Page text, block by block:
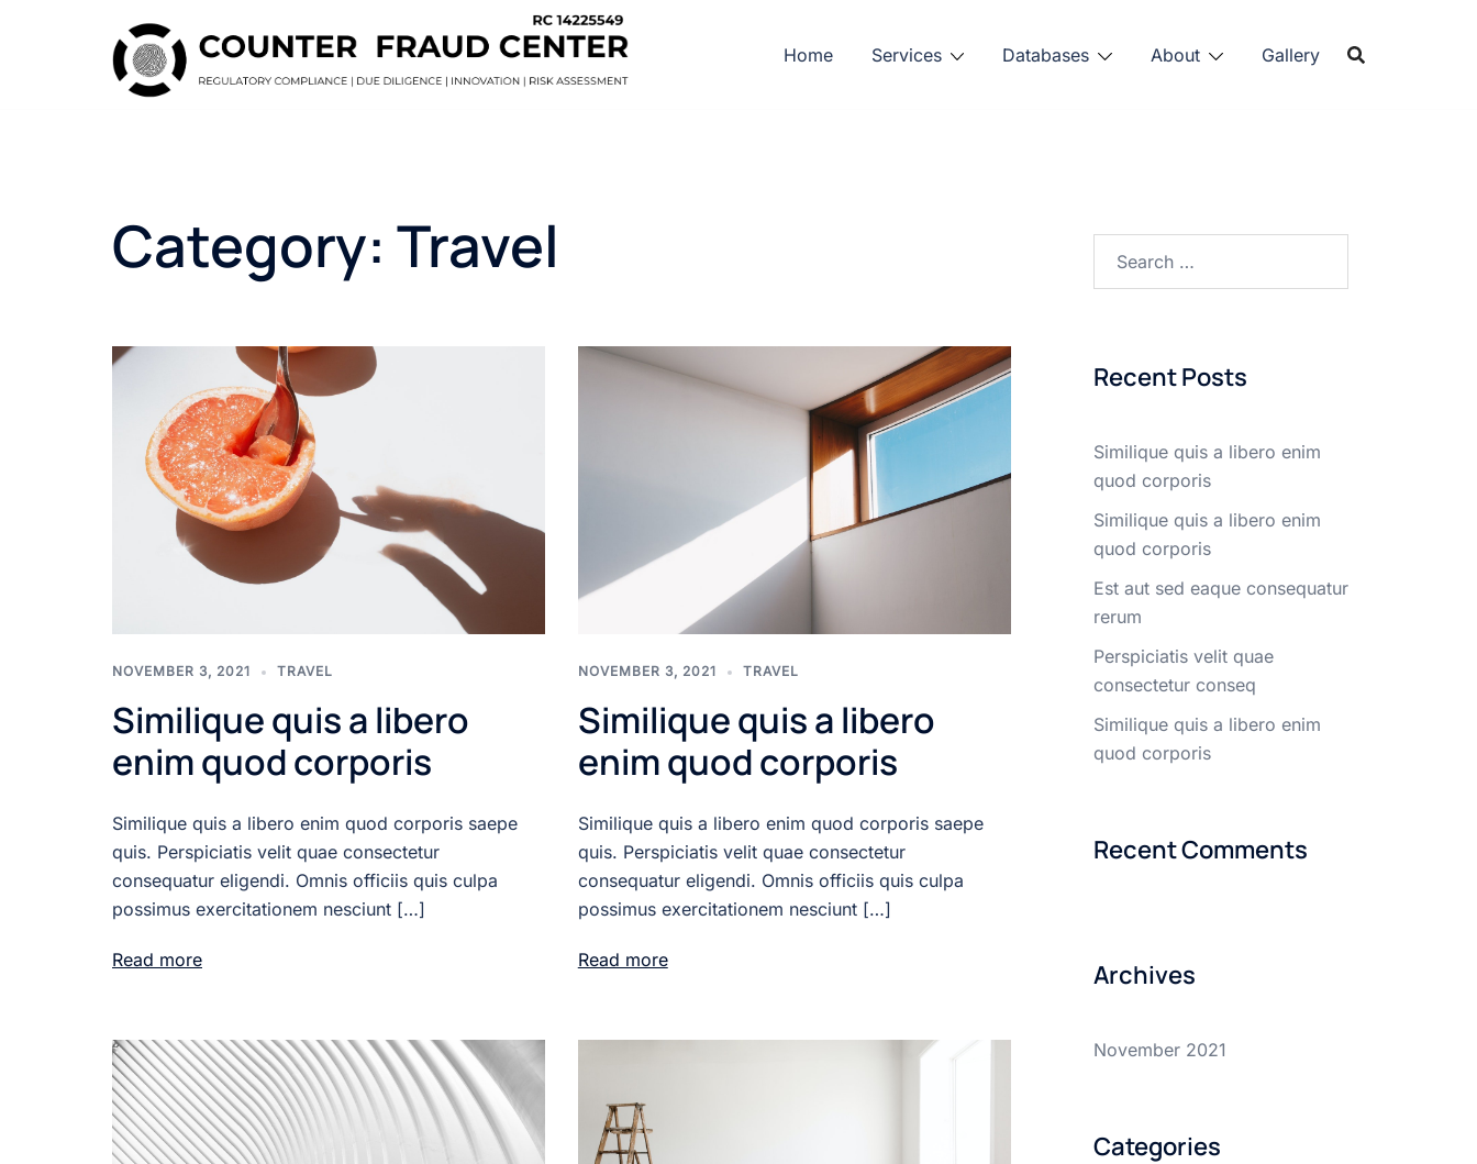
Home Services Databases About Gallery
Category: Travel
NOVEMBER 3, 2021 TRAVEL
Similique quis a libero
enim quod corporis
Similique quis a libero enim quod corporis saepe
quis. Perspiciatis velit quae consectetur
consequatur eligendi. Omnis officiis quis culpa
possimus exercitationem nesciunt […]
Read more
NOVEMBER 3, 2021 TRAVEL
Similique quis a libero
enim quod corporis
Similique quis a libero enim quod corporis saepe
quis. Perspiciatis velit quae consectetur
consequatur eligendi. Omnis officiis quis culpa
possimus exercitationem nesciunt […]
Read more
Recent Posts
Similique quis a libero enim
quod corporis
Similique quis a libero enim
quod corporis
Est aut sed eaque consequatur
rerum
Perspiciatis velit quae
consectetur conseq
Similique quis a libero enim
quod corporis
Recent Comments
Archives
November 2021
Categories